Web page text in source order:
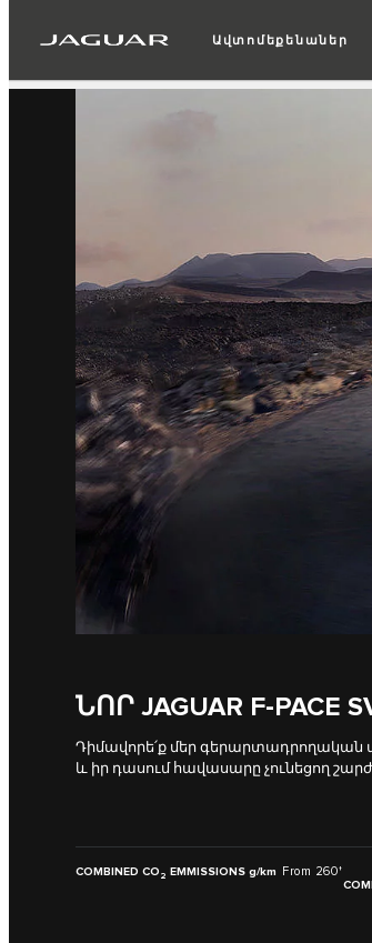
Ավտոմեքենաներ
ՆՈՐ JAGUAR F‑PACE
Դիմավորե՛ք մեր գերարտադրողական
և իր դասում հավասարը չունեցող
COMBINED CO2 EMMISSIONS g/km From 260†